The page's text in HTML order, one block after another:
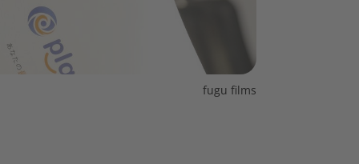
fugu films